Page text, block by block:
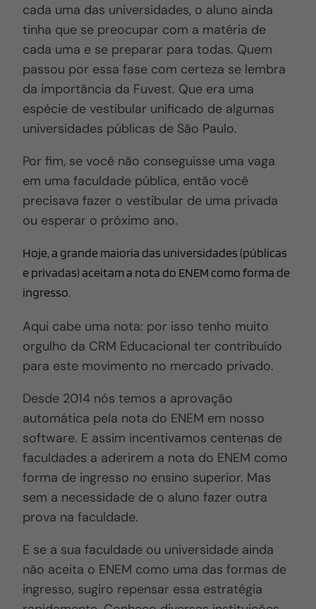
cada uma das universidades, o aluno ainda
tinha que se preocupar com a matéria de
cada uma e se preparar para todas. Quem
passou por essa fase com certeza se lembra
da importância da Fuvest. Que era uma
espécie de vestibular unificado de algumas
universidades públicas de São Paulo.
Por fim, se você não conseguisse uma vaga
em uma faculdade pública, então você
precisava fazer o vestibular de uma privada
ou esperar o próximo ano.
Hoje, a grande maioria das universidades (públicas
e privadas) aceitam a nota do ENEM como forma de
ingresso.
Aqui cabe uma nota: por isso tenho muito
orgulho da CRM Educacional ter contribuído
para este movimento no mercado privado.
Desde 2014 nós temos a aprovação
automática pela nota do ENEM em nosso
software. E assim incentivamos centenas de
faculdades a aderirem a nota do ENEM como
forma de ingresso no ensino superior. Mas
sem a necessidade de o aluno fazer outra
prova na faculdade.
E se a sua faculdade ou universidade ainda
não aceita o ENEM como uma das formas de
ingresso, sugiro repensar essa estratégia